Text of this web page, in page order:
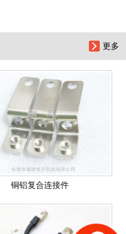
更多
铜铝复合连接件